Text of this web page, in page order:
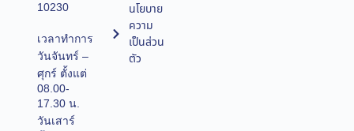
10230
เวลาทำการ
วันจันทร์ –
ศุกร์ ตั้งแต่
08.00-
17.30 น.
วันเสาร์
นโยบาย
ความ
เป็นส่วน
ตัว